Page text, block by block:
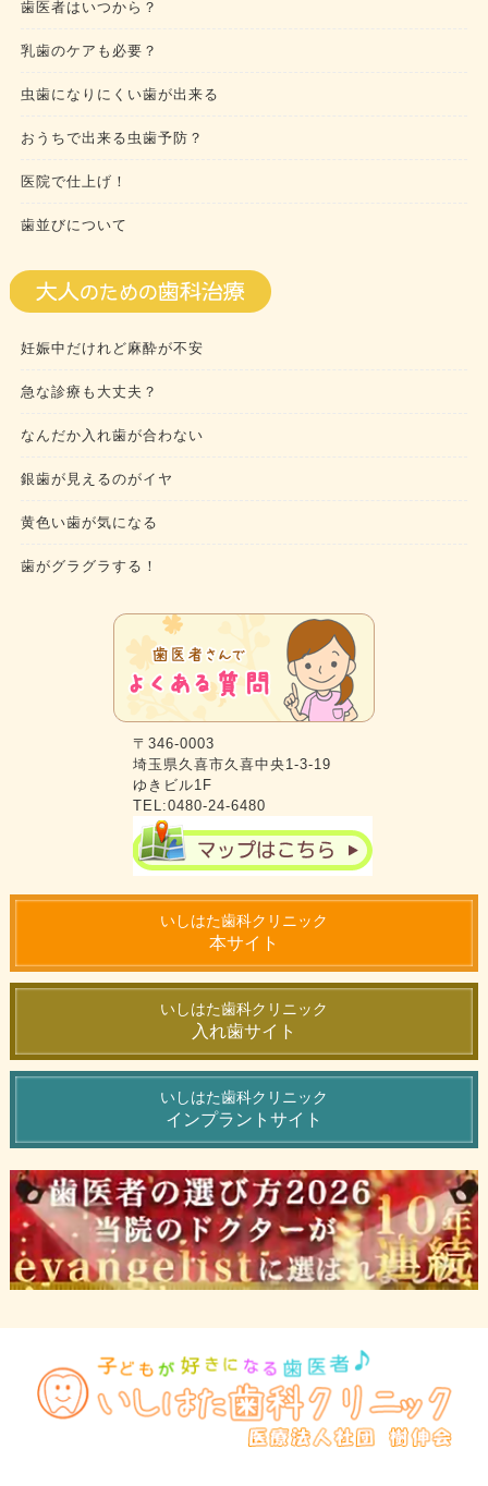
歯医者はいつから？
乳歯のケアも必要？
虫歯になりにくい歯が出来る
おうちで出来る虫歯予防？
医院で仕上げ！
歯並びについて
妊娠中だけれど麻酔が不安
急な診療も大丈夫？
なんだか入れ歯が合わない
銀歯が見えるのがイヤ
黄色い歯が気になる
歯がグラグラする！
〒346-0003
埼玉県久喜市久喜中央1-3-19
ゆきビル1F
TEL:0480-24-6480
いしはた歯科クリニック
本サイト
いしはた歯科クリニック
入れ歯サイト
いしはた歯科クリニック
インプラントサイト